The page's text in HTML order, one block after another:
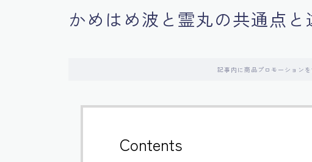
かめはめ波と霊丸の共通点と
記事内に商品プロモーション
Contents